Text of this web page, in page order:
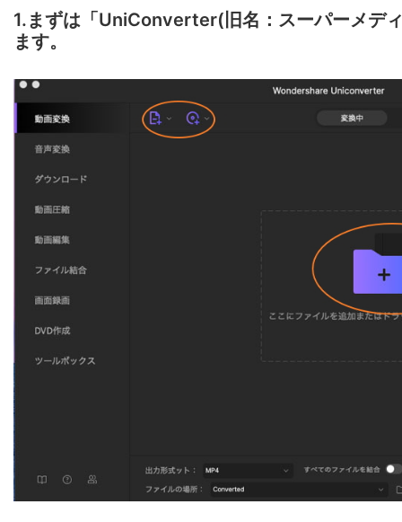
1.まずは「UniConverter(旧名：スーパーメデ
ます。